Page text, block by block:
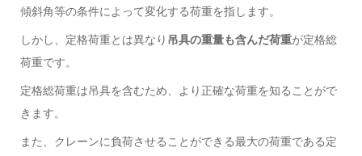
傾斜角等の条件によって変化する荷重を指します。
しかし、定格荷重とは異なり 吊具の重量も含んだ荷重が定格総
荷重です。
定格総荷重は吊具を含むため、より正確な荷重を知ることがで
きます。
また、クレーンに負荷させることができる最大の荷重である定